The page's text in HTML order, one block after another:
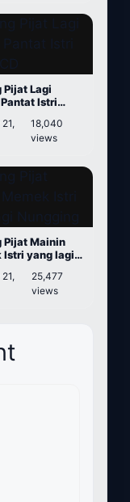
Pijat Lagi
Istri
18,040
views
Pijat Mainin
Istri yang lagi
25,477
views